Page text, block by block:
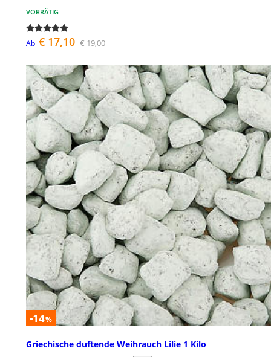
VORRÄTIG
Ab € 17,10 € 19,00
-14%
Griechische duftende Weihrauch Lilie 1 Kilo